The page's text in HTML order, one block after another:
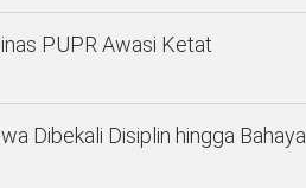
PUPR Awasi Ketat
Dibekali Disiplin hingga Bahaya